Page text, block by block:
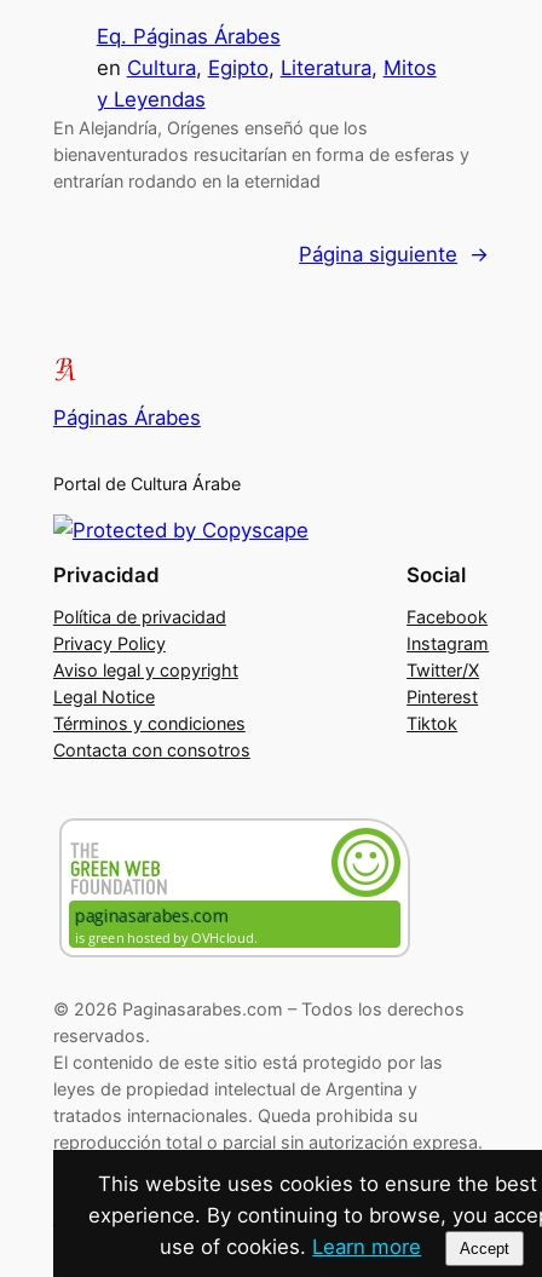
Eq. Páginas Árabes
en Cultura, Egipto, Literatura, Mitos
y Leyendas
En Alejandría, Orígenes enseñó que los
bienaventurados resucitarían en forma de esferas y
entrarían rodando en la eternidad
Página siguiente →
Páginas Árabes
Portal de Cultura Árabe
Privacidad
Política de privacidad
Privacy Policy
Aviso legal y copyright
Legal Notice
Términos y condiciones
Contacta con consotros
Social
Facebook
Instagram
Twitter/X
Pinterest
Tiktok
© 2026 Paginasarabes.com – Todos los derechos
reservados.
El contenido de este sitio está protegido por las
leyes de propiedad intelectual de Argentina y
tratados internacionales. Queda prohibida su
reproducción total o parcial sin autorización expresa.
This website uses cookies to ensure the best
experience. By continuing to browse, you
use of cookies. Learn more Accept
Cambiar preferencias de cookies